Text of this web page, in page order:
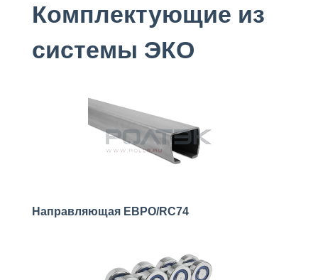
Комплектующие из
системы ЭКО
Направляющая ЕВРО/RC74